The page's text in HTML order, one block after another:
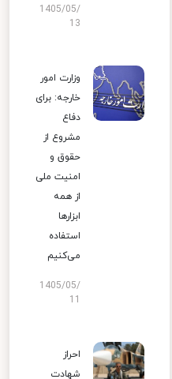
1405/05/
13
وزارت امور
خارجه: برای
دفاع
مشروع از
حقوق و
امنیت ملی
از همه
ابزارها
استفاده
می‌کنیم
1405/05/
احراز
شهادت